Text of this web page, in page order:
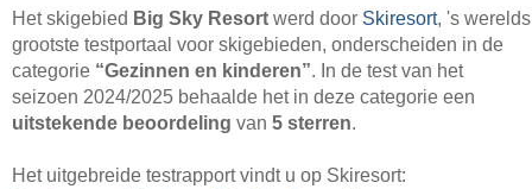
Het skigebied Big Sky Resort werd door Skiresort, 's werelds
grootste testportaal voor skigebieden, onderscheiden in de
categorie “Gezinnen en kinderen”. In de test van het
seizoen 2024/2025 behaalde het in deze categorie een
uitstekende beoordeling van 5 sterren.
Het uitgebreide testrapport vindt u op Skiresort: